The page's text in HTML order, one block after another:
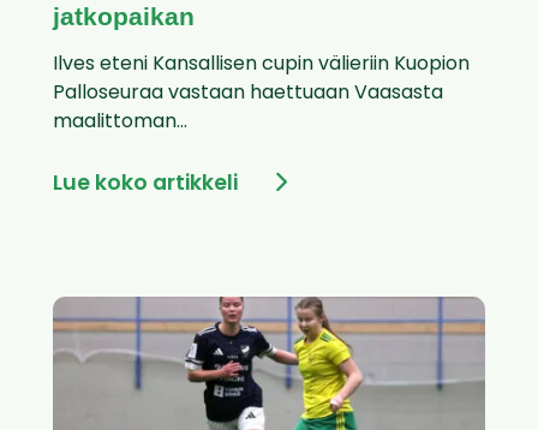
jatkopaikan
Ilves eteni Kansallisen cupin välieriin Kuopion
Palloseuraa vastaan haettuaan Vaasasta
maalittoman...
Lue koko artikkeli